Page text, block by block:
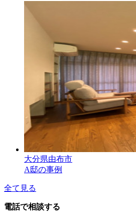
大分県由布市
A邸の事例
全て見る
電話で相談する